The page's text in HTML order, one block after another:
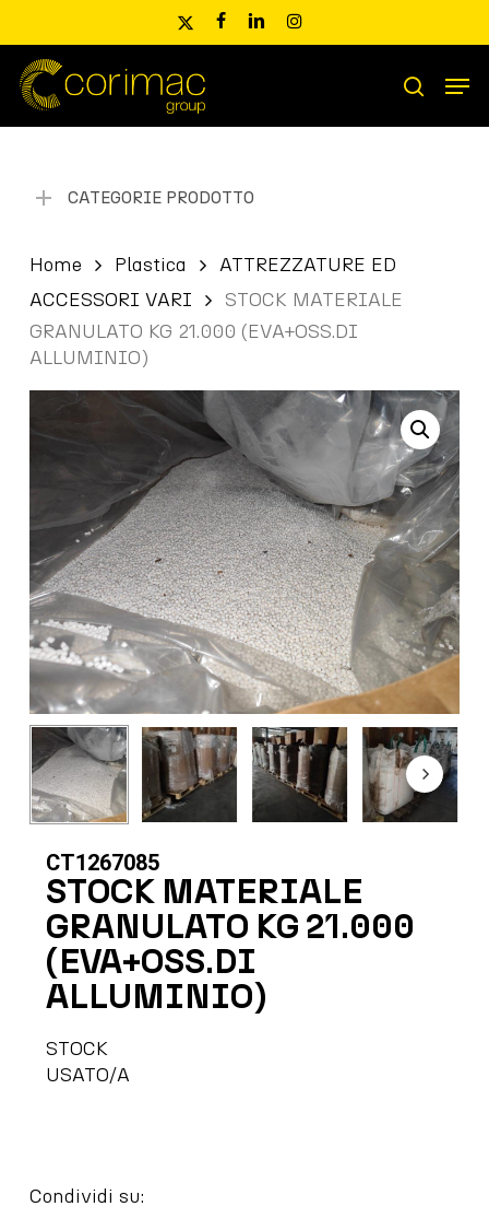
main
content
x-
facebooklinkedininstagram
Ricerca
prodotti
search
CATEGORIE PRODOTTO
Home Plastica
ATTREZZATURE ED
ACCESSORI VARI
STOCK MATERIALE
GRANULATO KG 21.000 (EVA+OSS.DI
ALLUMINIO)
CT1267085
STOCK MATERIALE
GRANULATO KG 21.000
(EVA+OSS.DI
ALLUMINIO)
STOCK
USATO/A
Condividi su: